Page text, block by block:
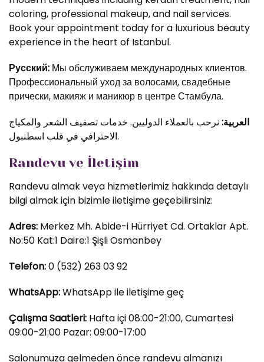
coloring, professional makeup, and nail services.
Book your appointment today for a luxurious beauty
experience in the heart of Istanbul.
Русский: Мы обслуживаем международных клиентов.
Профессиональный уход за волосами, свадебные
прически, макияж и маникюр в центре Стамбула.
العربية: نرحب بالعملاء الدوليين. خدمات تصفيف الشعر والمكياج
الاحترافي في قلب اسطنبول.
Randevu ve İletişim
Randevu almak veya hizmetlerimiz hakkında detaylı
bilgi almak için bizimle iletişime geçebilirsiniz:
Adres: Merkez Mh. Abide-i Hürriyet Cd. Ortaklar Apt.
No:50 Kat:1 Daire:1 Şişli Osmanbey
Telefon:0 (532) 263 03 92
WhatsApp:WhatsApp ile iletişime geç
Çalışma Saatleri: Hafta içi 08:00-21:00, Cumartesi
09:00-21:00 Pazar: 09:00-17:00
Salonumuza gelmeden önce randevu almanızı